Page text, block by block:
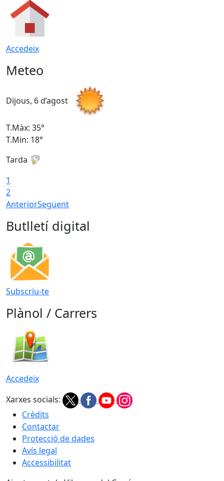
Accedeix
Meteo
Dijous, 6 d’agost
T.Màx: 35°
T.Min: 18°
Tarda
1
2
AnteriorSegüent
Butlletí digital
Subscriu-te
Plànol / Carrers
Accedeix
Xarxes socials:
Crèdits
Contactar
Protecció de dades
Avís legal
Accessibilitat